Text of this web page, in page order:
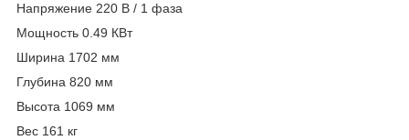
Напряжение 220 В / 1 фаза
Мощность 0.49 КВт
Ширина 1702 мм
Глубина 820 мм
Высота 1069 мм
Вес 161 кг